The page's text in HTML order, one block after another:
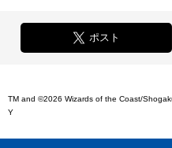
ポスト
TM and ©2026 Wizards of the Coast/
Y